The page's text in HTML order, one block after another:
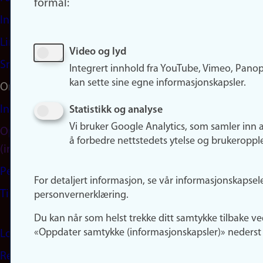
Instagram
LinkedIn
Snapchat
Om nettstedet
Informasjonskapsler
Oppdater samtykke
(informasjonskapsler)
Personvern
Tilgjengelighetserklæring
Logg inn
Rediger din ansattside
formål:
Video og lyd
Integrert innhold fra YouTube, Vimeo,
kan sette sine egne informasjonskapsler.
Statistikk og analyse
Vi bruker Google Analytics, som samler inn
å forbedre nettstedets ytelse og
For detaljert informasjon, se vår
personvernerklæring.
Du kan når som helst trekke ditt samtykke tilbake
«Oppdater samtykke (informasjonskapsler)» nederst